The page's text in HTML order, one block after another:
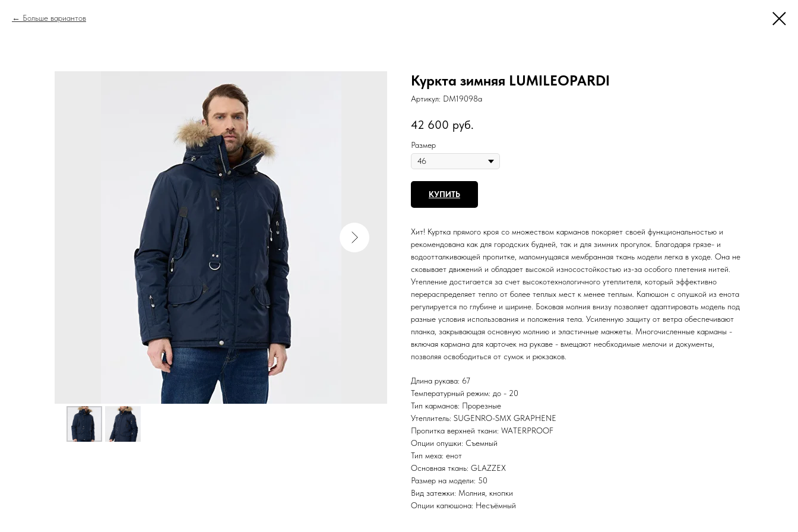
Больше вариантов
Куркта зимняя LUMILEOPARDI
Артикул: DM19098a
42 600 руб.
Размер
КУПИТЬ
Хит! Куртка прямого кроя со множеством карманов покоряет своей функциональностью и
рекомендована как для городских будней, так и для зимних прогулок. Благодаря грязе- и
водоотталкивающей пропитке, маломнущаяся мембранная ткань модели легка в уходе. Она не
сковывает движений и обладает высокой износостойкостью из-за особого плетения нитей.
Утепление достигается за счет высокотехнологичного утеплителя, который эффективно
перераспределяет тепло от более теплых мест к менее теплым. Капюшон с опушкой из енота
регулируется по глубине и ширине. Боковая молния внизу позволяет адаптировать модель под
разные условия использования и положения тела. Усиленную защиту от ветра обеспечивают
планка, закрывающая основную молнию и эластичные манжеты. Многочисленные карманы -
включая кармана для карточек на рукаве - вмещают необходимые мелочи и документы,
позволяя освободиться от сумок и рюкзаков.
Длина рукава: 67
Температурный режим: до - 20
Тип карманов: Прорезные
Утеплитель: SUGENRO-SMX GRAPHENE
Пропитка верхней ткани: WATERPROOF
Опции опушки: Съемный
Тип меха: енот
Основная ткань: GLAZZEX
Размер на модели: 50
Вид затежки: Молния, кнопки
Опции капюшона: Несъёмный